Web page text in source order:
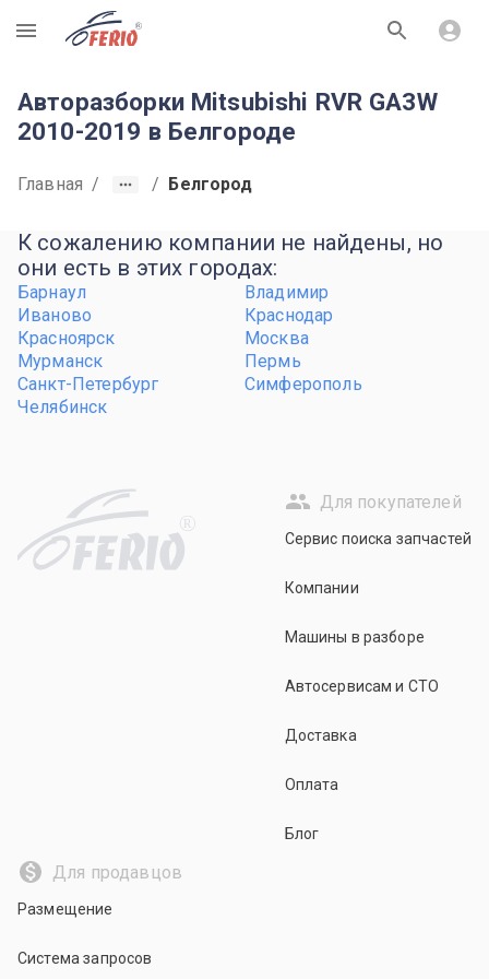
R
Авторазборки Mitsubishi RVR GA3W
2010-2019 в Белгороде
Главная / / Белгород
К сожалению компании не найдены, но
они есть в этих городах:
Барнаул
Владимир
Иваново
Краснодар
Красноярск
Москва
Мурманск
Пермь
Санкт-Петербург
Симферополь
Челябинск
R
Для покупателей
Сервис поиска запчастей
Компании
Машины в разборе
Автосервисам и СТО
Доставка
Оплата
Блог
Для продавцов
Размещение
Система запросов